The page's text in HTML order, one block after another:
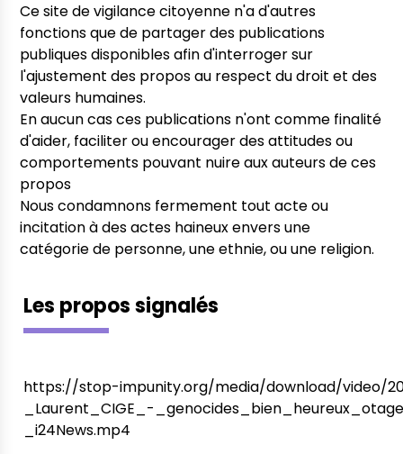
Ce site de vigilance citoyenne n'a d'autres
fonctions que de partager des publications
publiques disponibles afin d'interroger sur
l'ajustement des propos au respect du droit et des
valeurs humaines.
En aucun cas ces publications n'ont comme finalité
d'aider, faciliter ou encourager des attitudes ou
comportements pouvant nuire aux auteurs de ces
propos
Nous condamnons fermement tout acte ou
incitation à des actes haineux envers une
catégorie de personne, une ethnie, ou une religion.
Les propos signalés
https://stop-impunity.org/media/download/video/
_Laurent_CIGE_-
_i24News.mp4